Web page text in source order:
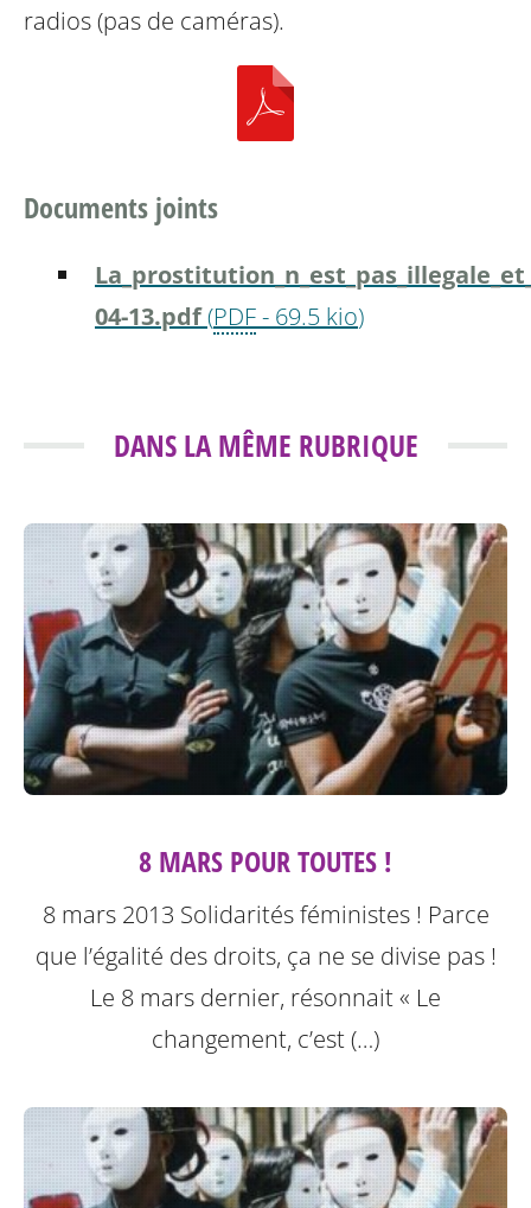
radios (pas de caméras).
Documents joints
04-13.pdf(PDF- 69.5 kio)
DANS LA MÊME RUBRIQUE
8 MARS POUR TOUTES !
8 mars 2013 Solidarités féministes ! Parce
que l’égalité des droits, ça ne se divise pas !
Le 8 mars dernier, résonnait « Le
changement, c’est (…)